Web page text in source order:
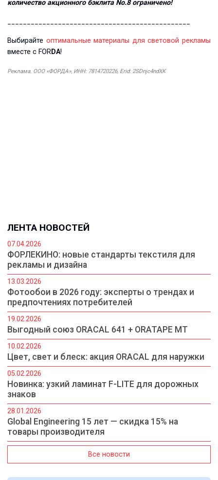
количество акционного бэклита No.8 ограничено!
Выбирайте оптимальные материалы для световой рекламы
вместе с FORDA!
Реклама. ООО «ФОРДА», ИНН: 7814720226, Erid: 2SDnjc4ndXK
ЛЕНТА НОВОСТЕЙ
07.04.2026
ФОРЛЕКИНО: новые стандарты текстиля для
рекламы и дизайна
13.03.2026
Фотообои в 2026 году: эксперты о трендах и
предпочтениях потребителей
19.02.2026
Выгодный союз ORACAL 641 + ORATAPE MT
10.02.2026
Цвет, свет и блеск: акция ORACAL для наружки
05.02.2026
Новинка: узкий ламинат F-LITE для дорожных
знаков
28.01.2026
Global Engineering 15 лет — скидка 15% на
товары производителя
Все новости